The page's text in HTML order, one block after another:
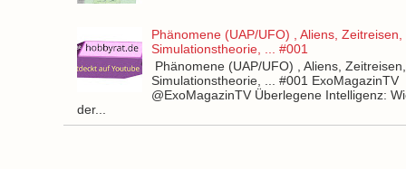
Phänomene (UAP/UFO) , Aliens, Zeitreisen,
Simulationstheorie, ... #001
Phänomene (UAP/UFO) , Aliens, Zeitreisen,
Simulationstheorie, ... #001 ExoMagazinTV
@ExoMagazinTV Überlegene Intelligenz:
der...